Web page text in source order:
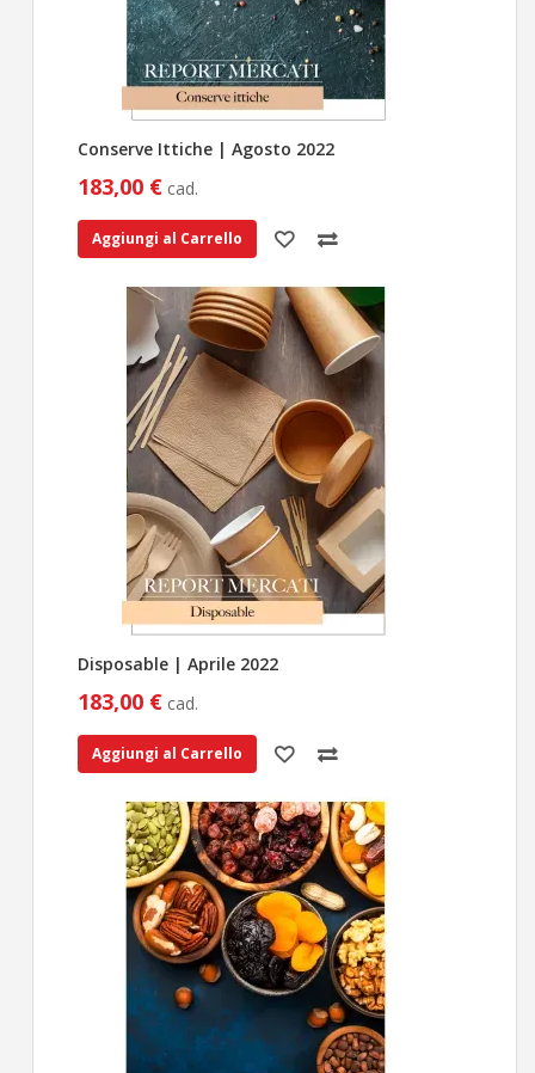
Conserve Ittiche | Agosto 2022
183,00 € cad.
Aggiungi al Carrello
Disposable | Aprile 2022
183,00 € cad.
Aggiungi al Carrello